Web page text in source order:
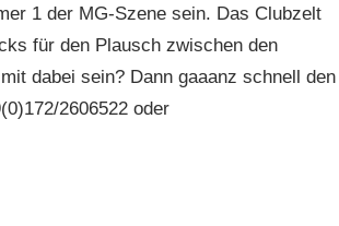
1 der MG-Szene sein. Das Clubzelt
für den Plausch zwischen den
dabei sein? Dann gaaanz schnell den
2606522 oder